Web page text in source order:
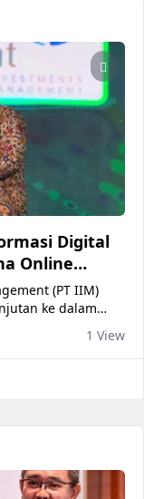
Digital
Online
(PT IIM)
ke dalam
1 View